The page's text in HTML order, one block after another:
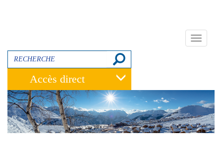
Toggle
Accès direct